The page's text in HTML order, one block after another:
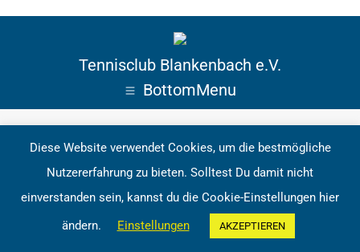
Tennisclub Blankenbach e.V.
BottomMenu
Diese Website verwendet Cookies, um die bestmögliche
Nutzererfahrung zu bieten. Solltest Du damit nicht
einverstanden sein, kannst du die Cookie-Einstellungen hier
ändern.
Einstellungen AKZEPTIEREN